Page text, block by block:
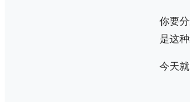
你要
是这
今天